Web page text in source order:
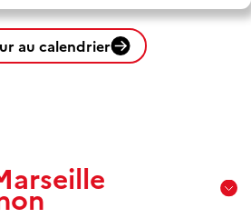
au calendrier